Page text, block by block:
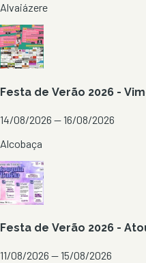
Alvaiázere
Festa de Verão 2026 -
14/08/2026 — 16/08/2026
Alcobaça
Festa de Verão 2026 -
11/08/2026 — 15/08/2026